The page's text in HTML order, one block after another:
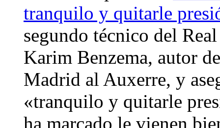
tranquilo y quitarle
segundo técnico del
Karim Benzema, autor
Madrid al Auxerre, y
«tranquilo y quitarle
ha marcado le vienen